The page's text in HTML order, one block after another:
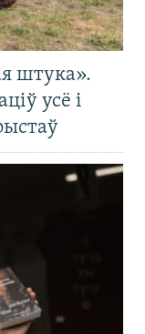
штука».
усё і